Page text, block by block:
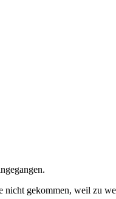
gekommen, weil zu